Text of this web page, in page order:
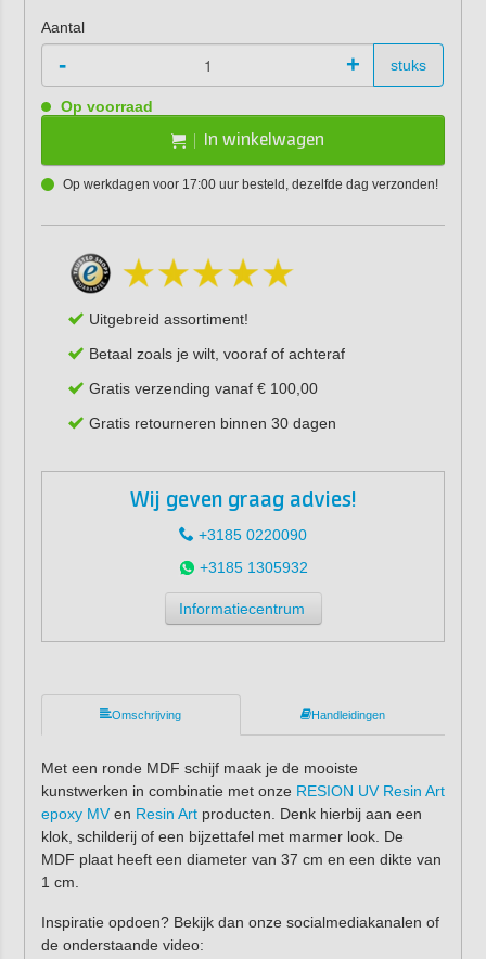
Aantal
- + stuks
Op voorraad
In winkelwagen
Op werkdagen voor 17:00 uur besteld, dezelfde dag verzonden!
Uitgebreid assortiment!
Betaal zoals je wilt, vooraf of achteraf
Gratis verzending vanaf € 100,00
Gratis retourneren binnen 30 dagen
Wij geven graag advies!
+3185 0220090
+3185 1305932
Informatiecentrum
Omschrijving Handleidingen
Met een ronde MDF schijf maak je de mooiste
kunstwerken in combinatie met onze RESION UV Resin Art
epoxy MVen Resin Artproducten. Denk hierbij aan een
klok, schilderij of een bijzettafel met marmer look. De
MDF plaat heeft een diameter van 37 cm en een dikte van
1 cm.
Inspiratie opdoen? Bekijk dan onze socialmediakanalen of
de onderstaande video: